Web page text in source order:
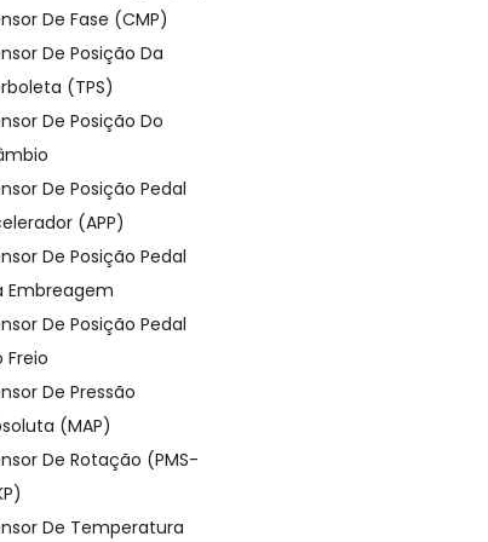
De Fase (CMP)
De Posição Da
(TPS)
De Posição Do
De Posição Pedal
(APP)
De Posição Pedal
Embreagem
De Posição Pedal
Freio
De Pressão
(MAP)
De Rotação (PMS-
De Temperatura